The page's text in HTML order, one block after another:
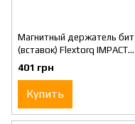
Магнитный держатель бит
(вставок) Flextorq IMPACT
DeWALT DT7523
401 грн
Купить